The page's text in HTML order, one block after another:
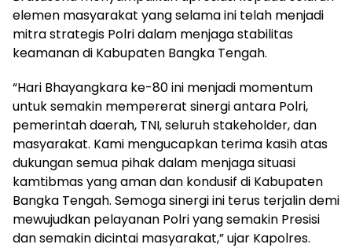
elemen masyarakat yang selama ini telah menjadi
mitra strategis Polri dalam menjaga stabilitas
keamanan di Kabupaten Bangka Tengah.
“Hari Bhayangkara ke-80 ini menjadi momentum
untuk semakin mempererat sinergi antara Polri,
pemerintah daerah, TNI, seluruh stakeholder, dan
masyarakat. Kami mengucapkan terima kasih atas
dukungan semua pihak dalam menjaga situasi
kamtibmas yang aman dan kondusif di Kabupaten
Bangka Tengah. Semoga sinergi ini terus terjalin demi
mewujudkan pelayanan Polri yang semakin Presisi
dan semakin dicintai masyarakat,” ujar Kapolres.